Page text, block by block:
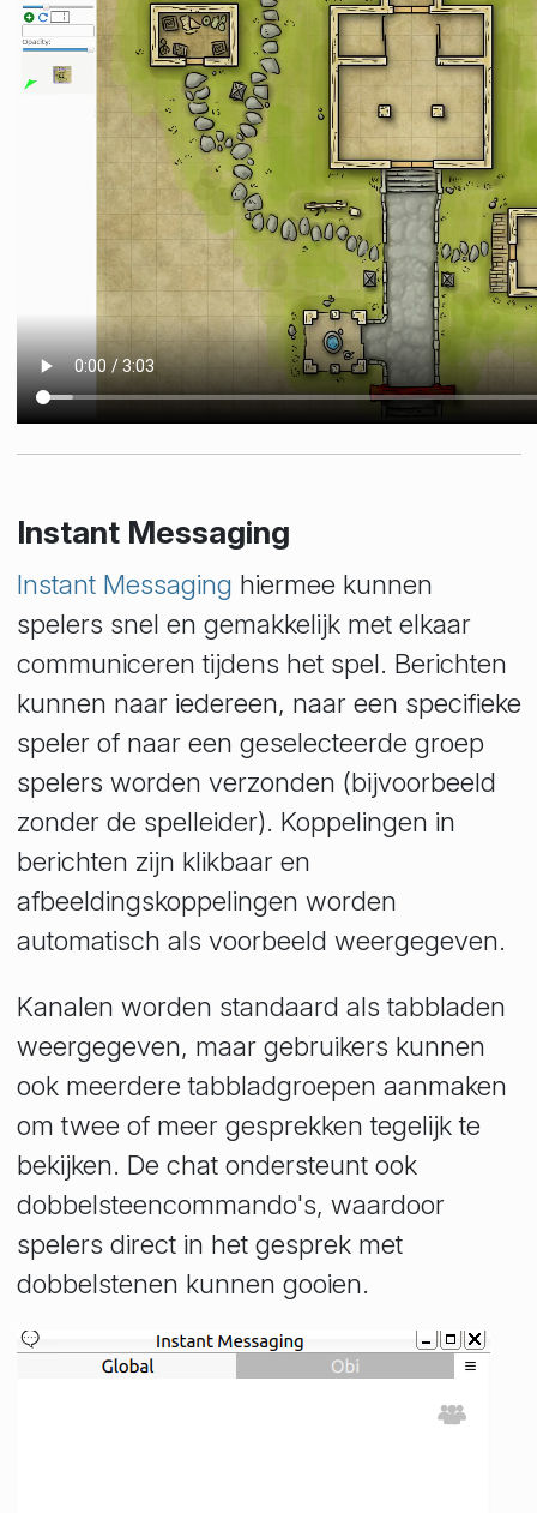
Instant Messaging
Instant Messaging hiermee kunnen
spelers snel en gemakkelijk met elkaar
communiceren tijdens het spel. Berichten
kunnen naar iedereen, naar een specifieke
speler of naar een geselecteerde groep
spelers worden verzonden (bijvoorbeeld
zonder de spelleider). Koppelingen in
berichten zijn klikbaar en
afbeeldingskoppelingen worden
automatisch als voorbeeld weergegeven.
Kanalen worden standaard als tabbladen
weergegeven, maar gebruikers kunnen
ook meerdere tabbladgroepen aanmaken
om twee of meer gesprekken tegelijk te
bekijken. De chat ondersteunt ook
dobbelsteencommando's, waardoor
spelers direct in het gesprek met
dobbelstenen kunnen gooien.